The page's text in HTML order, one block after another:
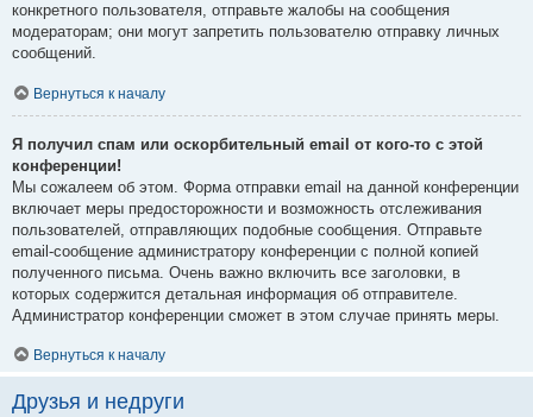
конкретного пользователя, отправьте жалобы на сообщения
модераторам; они могут запретить пользователю отправку личных
сообщений.
Вернуться к началу
Я получил спам или оскорбительный email от кого-то с этой
конференции!
Мы сожалеем об этом. Форма отправки email на данной конференции
включает меры предосторожности и возможность отслеживания
пользователей, отправляющих подобные сообщения. Отправьте
email-сообщение администратору конференции с полной копией
полученного письма. Очень важно включить все заголовки, в
которых содержится детальная информация об отправителе.
Администратор конференции сможет в этом случае принять меры.
Вернуться к началу
Друзья и недруги